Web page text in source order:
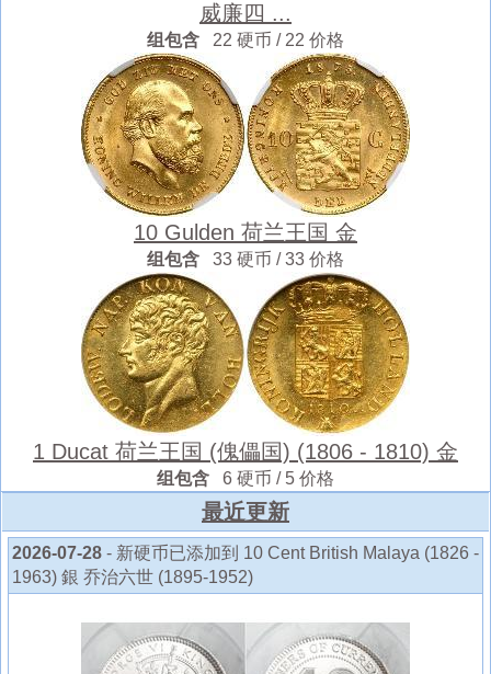
威廉四 ...
组包含 22 硬币 / 22 价格
10 Gulden 荷兰王国 金
组包含 33 硬币 / 33 价格
1 Ducat 荷兰王国 (傀儡国) (1806 - 1810) 金
组包含 6 硬币 / 5 价格
最近更新
2026-07-28 - 新硬币已添加到 10 Cent British Malaya (1826 -
1963) 銀 乔治六世 (1895-1952)